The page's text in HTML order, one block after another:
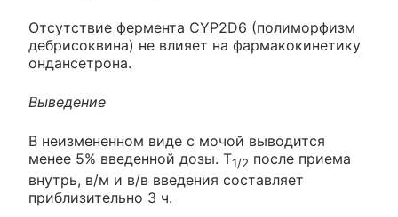
Отсутствие фермента CYP2D6 (полиморфизм
дебрисоквина) не влияет на фармакокинетику
ондансетрона.
Выведение
В неизмененном виде с мочой выводится
менее 5% введенной дозы. T1/2 после приема
внутрь, в/м и в/в введения составляет
приблизительно 3 ч.